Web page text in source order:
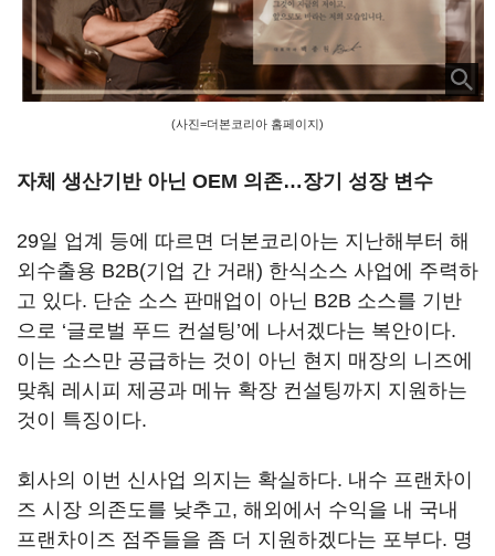
(사진=더본코리아 홈페이지)
자체 생산기반 아닌 OEM 의존…장기 성장 변수
29일 업계 등에 따르면 더본코리아는 지난해부터 해
외수출용 B2B(기업 간 거래) 한식소스 사업에 주력하
고 있다. 단순 소스 판매업이 아닌 B2B 소스를 기반
으로 ‘글로벌 푸드 컨설팅’에 나서겠다는 복안이다.
이는 소스만 공급하는 것이 아닌 현지 매장의 니즈에
맞춰 레시피 제공과 메뉴 확장 컨설팅까지 지원하는
것이 특징이다.
회사의 이번 신사업 의지는 확실하다. 내수 프랜차이
즈 시장 의존도를 낮추고, 해외에서 수익을 내 국내
프랜차이즈 점주들을 좀 더 지원하겠다는 포부다. 명